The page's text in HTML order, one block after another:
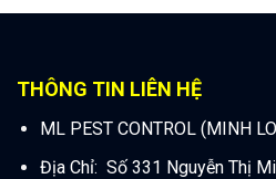
THÔNG TIN LIÊN HỆ
ML PEST CONTROL (MINH
Địa Chỉ: Số 331 Nguyễn Thị